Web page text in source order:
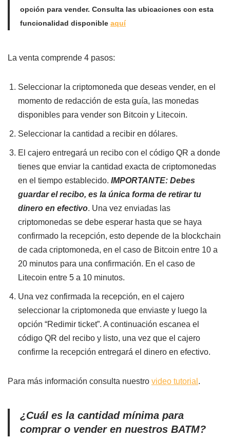
opción para vender. Consulta las ubicaciones con esta
funcionalidad disponible aquí
La venta comprende 4 pasos:
Seleccionar la criptomoneda que deseas vender, en el
momento de redacción de esta guía, las monedas
disponibles para vender son Bitcoin y Litecoin.
Seleccionar la cantidad a recibir en dólares.
El cajero entregará un recibo con el código QR a donde
tienes que enviar la cantidad exacta de criptomonedas
en el tiempo establecido. IMPORTANTE: Debes
guardar el recibo, es la única forma de retirar tu
dinero en efectivo. Una vez enviadas las
criptomonedas se debe esperar hasta que se haya
confirmado la recepción, esto depende de la blockchain
de cada criptomoneda, en el caso de Bitcoin entre 10 a
20 minutos para una confirmación. En el caso de
Litecoin entre 5 a 10 minutos.
Una vez confirmada la recepción, en el cajero
seleccionar la criptomoneda que enviaste y luego la
opción “Redimir ticket”. A continuación escanea el
código QR del recibo y listo, una vez que el cajero
confirme la recepción entregará el dinero en efectivo.
Para más información consulta nuestro video tutorial .
¿Cuál es la cantidad mínima para
comprar o vender en nuestros BATM?